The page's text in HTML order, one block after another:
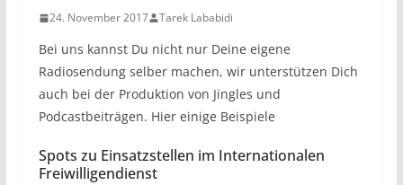
24. November 2017 Tarek Lababidi
Bei uns kannst Du nicht nur Deine eigene
Radiosendung selber machen, wir unterstützen Dich
auch bei der Produktion von Jingles und
Podcastbeiträgen. Hier einige Beispiele
Spots zu Einsatzstellen im Internationalen
Freiwilligendienst